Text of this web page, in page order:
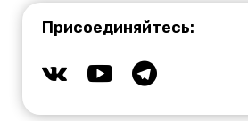
Присоединяйтесь: